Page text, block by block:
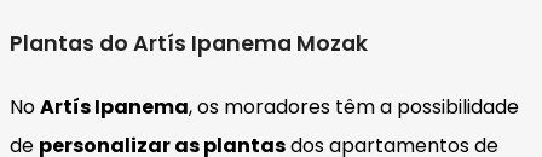
Plantas do Artís Ipanema Mozak
NoArtís Ipanema, os moradores têm a possibilidade
de personalizar as plantasdos apartamentos de